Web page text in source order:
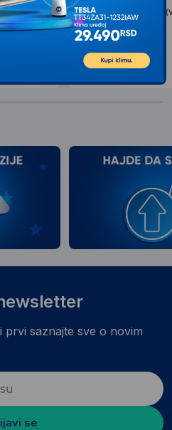
(W):
Tip uređaja: UPS, Snaga
480...
7.79900RSD
prvi saznajte sve o novim
se